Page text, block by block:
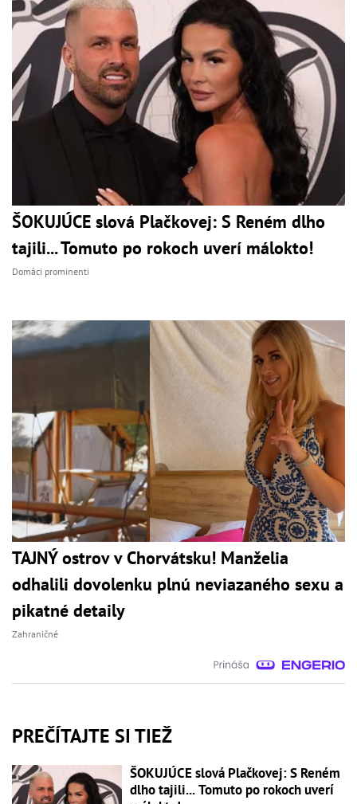
ŠOKUJÚCE slová Plačkovej: S Reném dlho
tajili... Tomuto po rokoch uverí málokto!
Domáci prominenti
TAJNÝ ostrov v Chorvátsku! Manželia
odhalili dovolenku plnú neviazaného sexu a
pikatné detaily
Zahraničné
PREČÍTAJTE SI TIEŽ
ŠOKUJÚCE slová Plačkovej: S Reném
dlho tajili... Tomuto po rokoch uverí